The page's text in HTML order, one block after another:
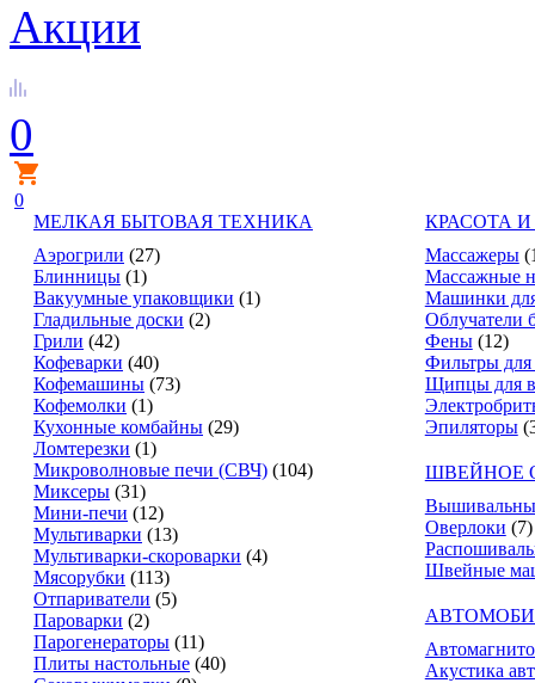
Акции
0
0
МЕЛКАЯ БЫТОВАЯ ТЕХНИКА
Аэрогрили (27)
Блинницы (1)
Вакуумные упаковщики (1)
Гладильные доски (2)
Грили (42)
Кофеварки (40)
Кофемашины (73)
Кофемолки (1)
Кухонные комбайны (29)
Ломтерезки (1)
Микроволновые печи (СВЧ) (104)
Миксеры (31)
Мини-печи (12)
Мультиварки (13)
Мультиварки-скороварки (4)
Мясорубки (113)
Отпариватели (5)
Пароварки (2)
Парогенераторы (11)
Плиты настольные (40)
КРАСОТА И
Массажеры
Массажные
Машинки
Облучатели
Фены (12)
Фильтры
Щипцы для
Эпиляторы
ШВЕЙНОЕ
Оверлоки (7)
Швейные
Акустика